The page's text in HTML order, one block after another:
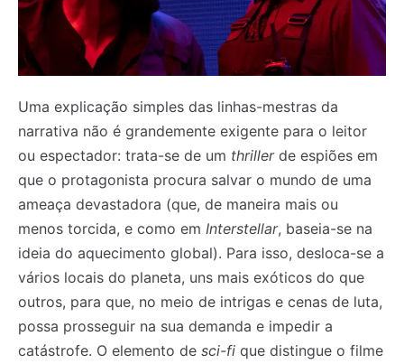
Uma explicação simples das linhas-mestras da
narrativa não é grandemente exigente para o leitor
ou espectador: trata-se de um thrillerde espiões em
que o protagonista procura salvar o mundo de uma
ameaça devastadora (que, de maneira mais ou
menos torcida, e como em Interstellar, baseia-se na
ideia do aquecimento global). Para isso, desloca-se a
vários locais do planeta, uns mais exóticos do que
outros, para que, no meio de intrigas e cenas de luta,
possa prosseguir na sua demanda e impedir a
catástrofe. O elemento de sci-fi que distingue o filme